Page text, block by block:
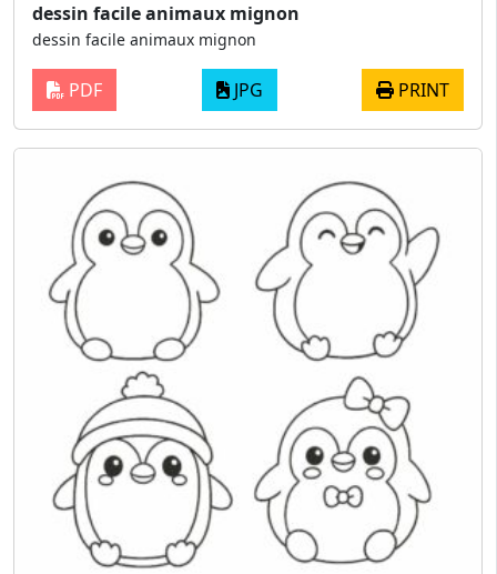
dessin facile animaux mignon
dessin facile animaux mignon
PDF JPG PRINT